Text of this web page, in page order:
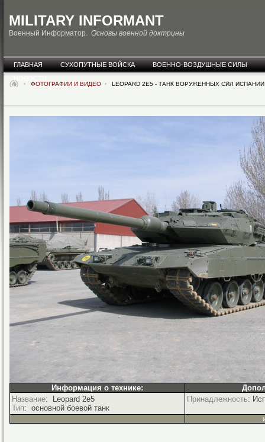
MILITARY INFORMANT
Военный Информатор. Основы военной доктрины
ГЛАВНАЯ СУХОПУТНЫЕ ВОЙСКА
ВОЕННО-ВОЗДУШНЫЕ СИЛЫ
ФОТОГРАФИИ И ВИДЕО LEOPARD 2E5 - ТАНК ВОРУЖЕННЫХ СИЛ ИСПАНИИ
Информация о технике:
Название: Leopard 2e5
Тип: основной боевой танк
Принадлежность: